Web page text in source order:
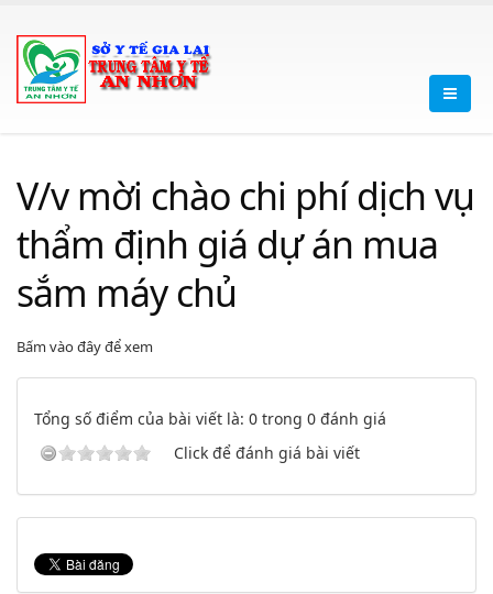
V/v mời chào chi phí dịch vụ
thẩm định giá dự án mua
sắm máy chủ
Bấm vào đây để xem
Tổng số điểm của bài viết là: 0 trong 0 đánh giá
Click để đánh giá bài viết